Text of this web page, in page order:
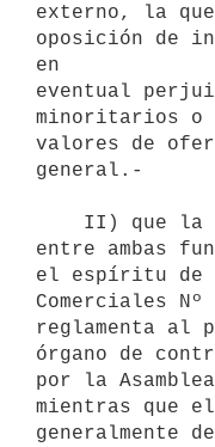
externo, la
oposición de
en
eventual
minoritarios o
valores de
general.-
entre ambas
el espíritu de
Comerciales
reglamenta al
órgano de
por la
mientras que
generalmente